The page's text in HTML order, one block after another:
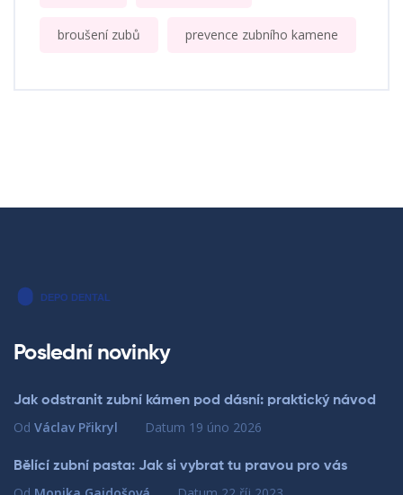
broušení zubů prevence zubního kamene
Poslední novinky
Jak odstranit zubní kámen pod dásní: praktický návod
Od Václav Přikryl Datum 19 úno 2026
Bělící zubní pasta: Jak si vybrat tu pravou pro vás